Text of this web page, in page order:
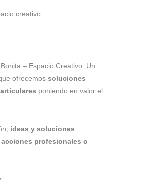
– Espacio Creativo. Un
ofrecemos soluciones
poniendo en valor el
ideas y soluciones
profesionales o